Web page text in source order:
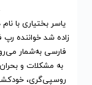
زاده شد خواننده
فارسی به‌شمار
به مشکلات و
روسپی‌گری،